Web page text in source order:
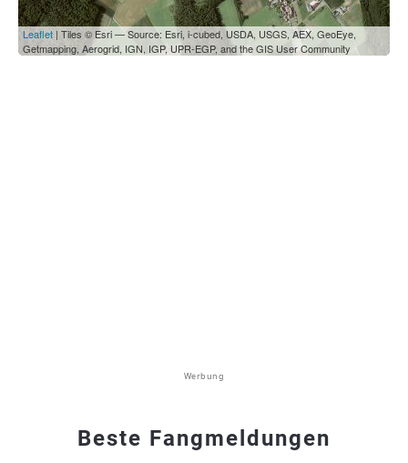
Leaflet | Tiles © Esri — Source: Esri, i-cubed, USDA, USGS, AEX, GeoEye,
Getmapping, Aerogrid, IGN, IGP, UPR-EGP, and the GIS User Community
Werbung
Beste Fangmeldungen